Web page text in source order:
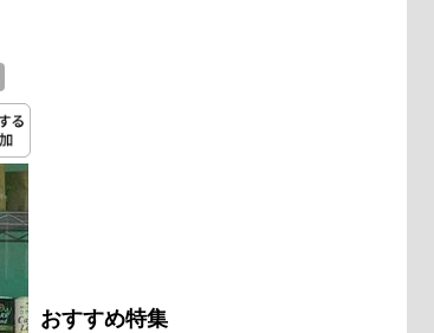
おすすめ特集